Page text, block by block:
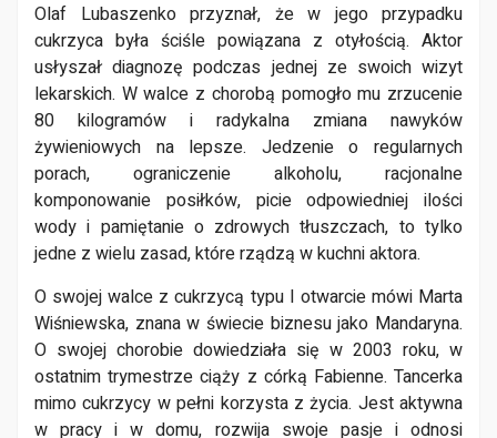
Olaf Lubaszenko przyznał, że w jego przypadku
cukrzyca była ściśle powiązana z otyłością. Aktor
usłyszał diagnozę podczas jednej ze swoich wizyt
lekarskich. W walce z chorobą pomogło mu zrzucenie
80 kilogramów i radykalna zmiana nawyków
żywieniowych na lepsze. Jedzenie o regularnych
porach, ograniczenie alkoholu, racjonalne
komponowanie posiłków, picie odpowiedniej ilości
wody i pamiętanie o zdrowych tłuszczach, to tylko
jedne z wielu zasad, które rządzą w kuchni aktora.
O swojej walce z cukrzycą typu I otwarcie mówi Marta
Wiśniewska, znana w świecie biznesu jako Mandaryna.
O swojej chorobie dowiedziała się w 2003 roku, w
ostatnim trymestrze ciąży z córką Fabienne. Tancerka
mimo cukrzycy w pełni korzysta z życia. Jest aktywna
w pracy i w domu, rozwija swoje pasje i odnosi